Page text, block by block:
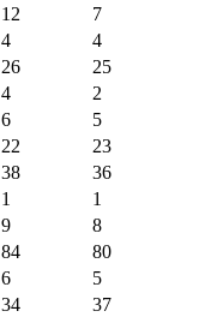
12
7
4
4
26
25
4
2
6
5
22
23
38
36
1
1
9
8
84
80
6
5
34
37